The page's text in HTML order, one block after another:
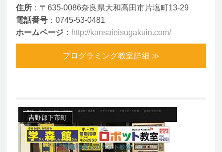
住所 ：〒635-0086奈良県大和高田市片塩町13-29
電話番号 ：0745-53-0481
ホームページ ： http://kansaieisugakuin.com/
プログラミング教室詳細 ≫
吉野郡下市町